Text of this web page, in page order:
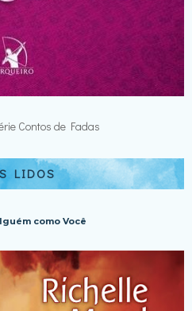
Contos de Fadas
LIDOS
como Você